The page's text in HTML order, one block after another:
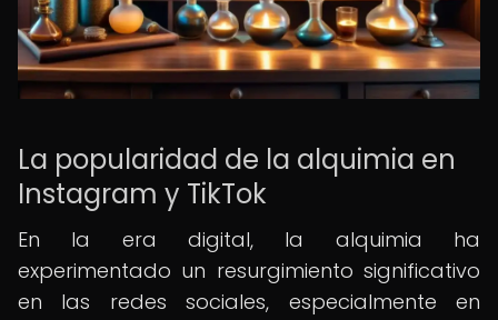
La popularidad de la alquimia en
Instagram y TikTok
En la era digital, la alquimia ha
experimentado un resurgimiento significativo
en las redes sociales, especialmente en